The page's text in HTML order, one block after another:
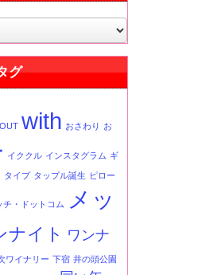
グ
with おさわり お
イククル インスタグラム ギ
タイプ タップル誕生 ピロー
チ・ドットコム
メッ
ナイト ワンナ
ワイナリー 下宿 井の頭公園